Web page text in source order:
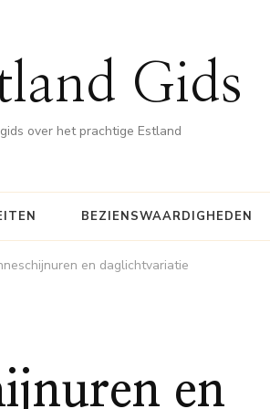
Gids
over het prachtige Estland
BEZIENSWAARDIGHEDEN
en daglichtvariatie
en